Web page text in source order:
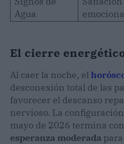
Agua
El cierre
Al caer la noche, el
desconexión total de las
favorecer el descanso
nervioso. La
mayo de 2026 termina
esperanza moderada